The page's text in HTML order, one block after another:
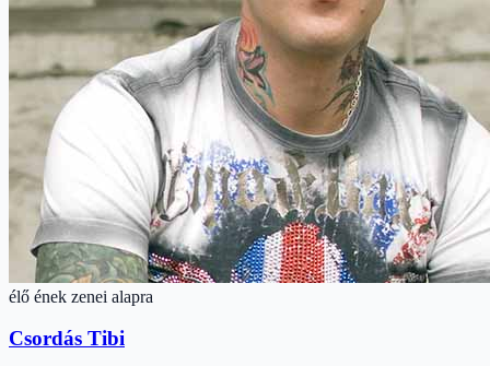
élő ének zenei alapra
Csordás Tibi